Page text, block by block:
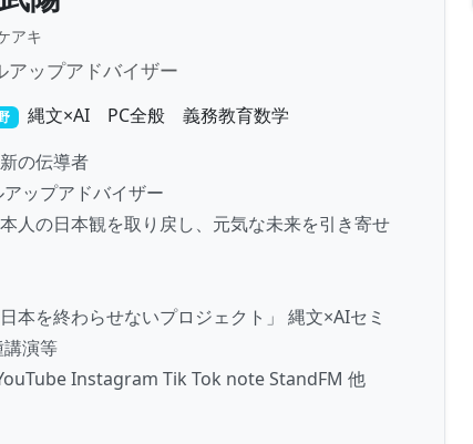
アキ
アップアドバイザー
縄文×AI PC全般 義務教育数学
の伝導者
ップアドバイザー
人の日本観を取り戻し、元気な未来を引き寄せ
本を終わらせないプロジェクト」 縄文×AIセミ
演等
Instagram Tik Tok note StandFM 他